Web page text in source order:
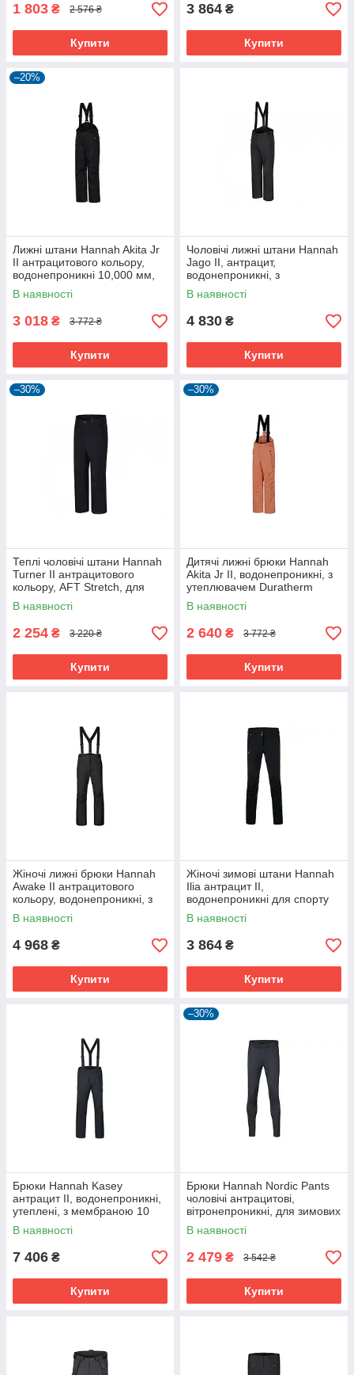
1 803 ₴ 2 576 ₴
Купити
3 864 ₴
Купити
–20%
Лижні штани Hannah Akita Jr
II антрацитового кольору,
водонепроникні 10,000 мм,
утеплені
В наявності
3 018 ₴ 3 772 ₴
Купити
Чоловічі лижні штани Hannah
Jago II, антрацит,
водонепроникні, з
утеплювачем Duratherm
Classic
В наявності
4 830 ₴
Купити
–30%
Теплі чоловічі штани Hannah
Turner II антрацитового
кольору, AFT Stretch, для
холодної погоди
В наявності
2 254 ₴ 3 220 ₴
Купити
–30%
Дитячі лижні брюки Hannah
Akita Jr II, водонепроникні, з
утеплювачем Duratherm
Classic, помаранчеві
В наявності
2 640 ₴ 3 772 ₴
Купити
Жіночі лижні брюки Hannah
Awake II антрацитового
кольору, водонепроникні, з
підтяжками та анатомічними
колінами.
В наявності
4 968 ₴
Купити
Жіночі зимові штани Hannah
Ilia антрацит II,
водонепроникні для спорту
та повсякденного носіння.
В наявності
3 864 ₴
Купити
Брюки Hannah Kasey
антрацит II, водонепроникні,
утеплені, з мембраною 10
000 мм
В наявності
7 406 ₴
Купити
–30%
Брюки Hannah Nordic Pants
чоловічі антрацитові,
вітронепроникні, для зимових
видів спорту
В наявності
2 479 ₴ 3 542 ₴
Купити